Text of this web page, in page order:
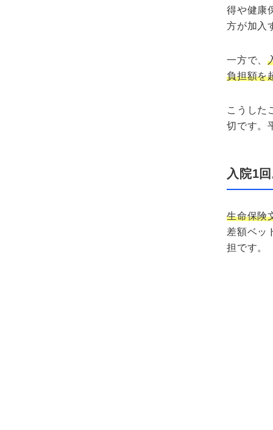
得や健康
方が加入
一方で、
負担額を
こうした
切です。
入院1
生命保険
差額ベッ
担です。